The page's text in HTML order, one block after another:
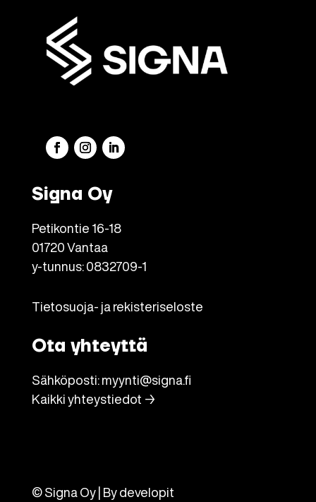
Signa Oy
Petikontie 16-18
01720 Vantaa
y-tunnus: 0832709-1
Tietosuoja- ja rekisteriseloste
Ota yhteyttä
Sähköposti: myynti@signa.fi
Kaikki yhteystiedot →
© Signa Oy | By developit